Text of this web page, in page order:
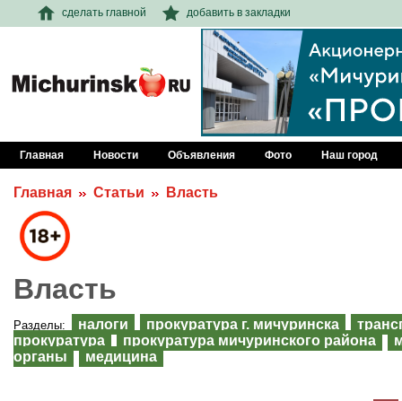
сделать главной добавить в закладки
Главная Новости Объявления Фото Наш город
Главная Статьи Власть
Власть
Разделы: налоги прокуратура г. мичуринска
прокуратура
прокуратура мичуринского района
органы
медицина